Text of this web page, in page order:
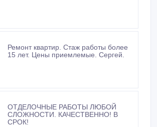
Ремонт квартир. Стаж работы более
15 лет. Цены приемлемые. Сергей.
ОТДЕЛОЧНЫЕ РАБОТЫ ЛЮБОЙ
СЛОЖНОСТИ. КАЧЕСТВЕННО! В
СРОК!